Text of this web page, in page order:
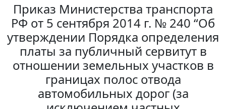
Приказ Министерства транспорта
РФ от 5 сентября 2014 г. № 240 “Об
утверждении Порядка определения
платы за публичный сервитут в
отношении земельных участков в
границах полос отвода
автомобильных дорог (за